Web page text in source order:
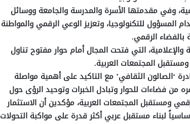
وفي مقدمتها الأسرة والمدرسة والجامعة ووسائل
للتكنولوجيا، وتعزيز الوعي الرقمي والمواطنة
بالفضاء الرقمي.
والإعلامية، التي فتحت المجال أمام حوار مفتوح تناول
المجتمعات العربية.
‘الصالون الثقافي’ مع التاكيد على أهمية مواصلة
من فضاءات للحوار وتبادل الخبرات وتوحيد الرؤى حول
ومستقبل المجتمعات العربية، مؤكدين أن الاستثمار
لبناء مستقبل عربي أكثر قدرة على مواكبة التحولات